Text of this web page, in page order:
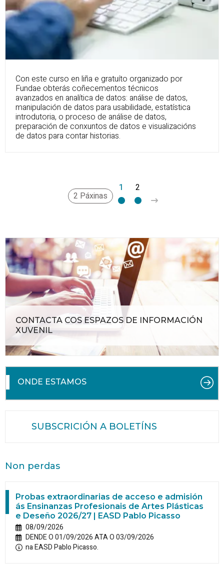
Con este curso en liña e gratuíto organizado por
Fundae obterás coñecementos técnicos
avanzados en analítica de datos: análise de datos,
manipulación de datos para usabilidade, estatística
introdutoria, o proceso de análise de datos,
preparación de conxuntos de datos e visualizacións
de datos para contar historias.
2 Páxinas
1 2
CONTACTA COS ESPAZOS DE INFORMACIÓN
XUVENIL
ONDE ESTAMOS
SUBSCRICIÓN A BOLETÍNS
Non perdas
Probas extraordinarias de acceso e admisión
ás Ensinanzas Profesionais de Artes Plásticas
e Deseño 2026/27 | EASD Pablo Picasso
08/09/2026
DENDE O 01/09/2026 ATA O 03/09/2026
na EASD Pablo Picasso.